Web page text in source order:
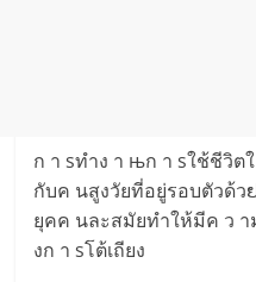
ก า sทำง า њก า sใช้ชีวิต
กับค นสูงวัยที่อยู่รอบตัวด้ว
ยุคค นละสมัยทำให้มีค ว า
งก า sโต้เถียง